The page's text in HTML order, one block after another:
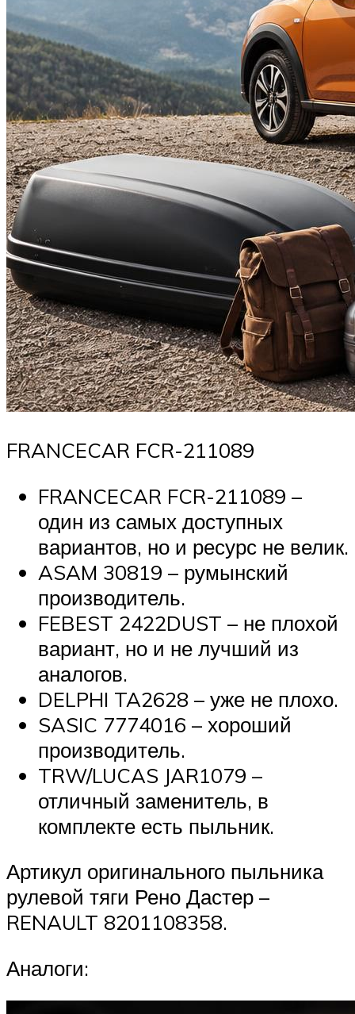
FRANCECAR FCR-211089
FRANCECAR FCR-211089 –
один из самых доступных
вариантов, но и ресурс не велик.
ASAM 30819 – румынский
производитель.
FEBEST 2422DUST – не плохой
вариант, но и не лучший из
аналогов.
DELPHI TA2628 – уже не плохо.
SASIC 7774016 – хороший
производитель.
TRW/LUCAS JAR1079 –
отличный заменитель, в
комплекте есть пыльник.
Артикул оригинального пыльника
рулевой тяги Рено Дастер –
RENAULT 8201108358.
Аналоги: